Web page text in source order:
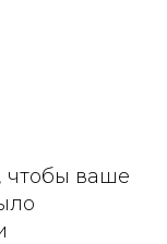
чтобы ваше